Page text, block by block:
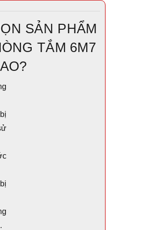
SẢN PHẨM
TẮM 6M7